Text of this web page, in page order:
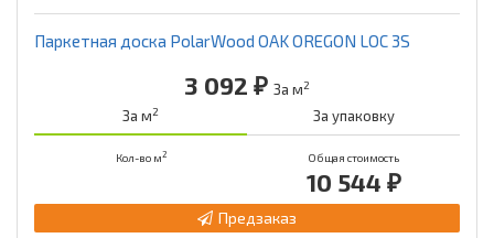
Паркетная доска PolarWood OAK OREGON LOC 3S
3 092 ₽ За м2
За м2 За упаковку
Кол-во м2 Общая стоимость
10 544 ₽
Предзаказ